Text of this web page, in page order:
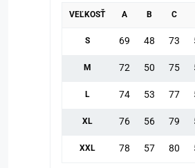
VEĽKOSŤ A B C
S 69 48 73
M 72 50 75
L 74 53 77
XL 76 56 79
XXL 78 57 80